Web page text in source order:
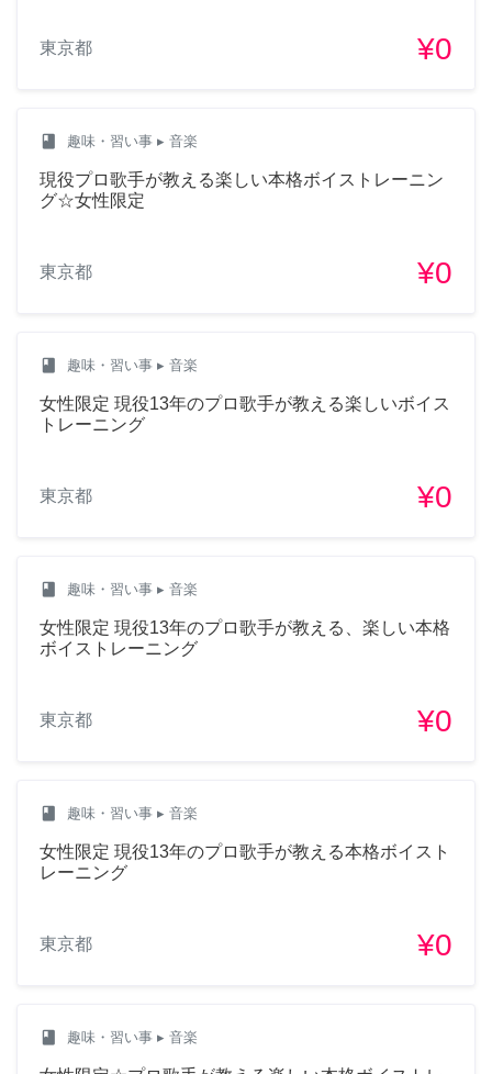
東京都 ¥0
class 趣味・習い事 ▸ 音楽
現役プロ歌手が教える楽しい本格ボイストレーニン
グ☆女性限定
東京都 ¥0
class 趣味・習い事 ▸ 音楽
女性限定 現役13年のプロ歌手が教える楽しいボイス
トレーニング
東京都 ¥0
class 趣味・習い事 ▸ 音楽
女性限定 現役13年のプロ歌手が教える、楽しい本格
ボイストレーニング
東京都 ¥0
class 趣味・習い事 ▸ 音楽
女性限定 現役13年のプロ歌手が教える本格ボイスト
レーニング
東京都 ¥0
class 趣味・習い事 ▸ 音楽